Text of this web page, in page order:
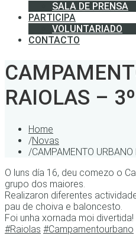
SALA DE PRENSA
PARTICIPA
VOLUNTARIADO
CONTACTO
RAIOLAS –
Home
/Novas
/CAMPAMENTO
O luns día 16, deu comezo o
grupo dos maiores.
Realizaron diferentes
pau de choiva e baloncesto.
Foi unha xornada moi divertida!
#Raiolas #Campamentourbano